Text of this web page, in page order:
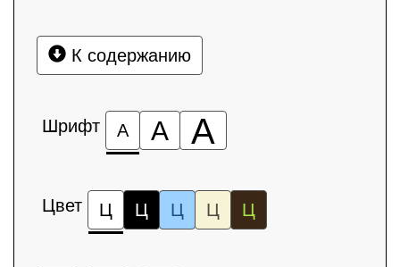
К содержанию
Шрифт А А А
Цвет Ц Ц Ц Ц Ц